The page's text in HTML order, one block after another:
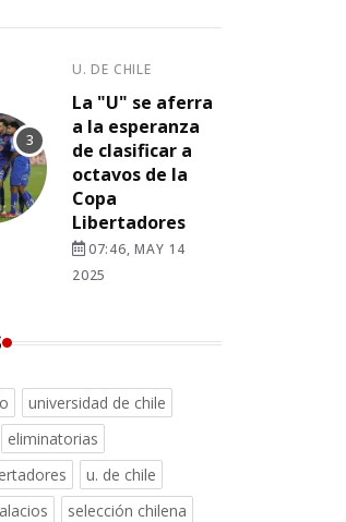
U. DE CHILE
La "U" se aferra
a la esperanza
de clasificar a
octavos de la
Copa
Libertadores
07:46, MAY 14
2025
universidad de chile
eliminatorias
u. de chile
selección chilena